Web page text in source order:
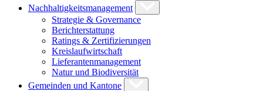
Nachhaltigkeitsmanagement
Strategie & Governance
Berichterstattung
Ratings & Zertifizierungen
Kreislaufwirtschaft
Lieferantenmanagement
Natur und Biodiversität
Gemeinden und Kantone